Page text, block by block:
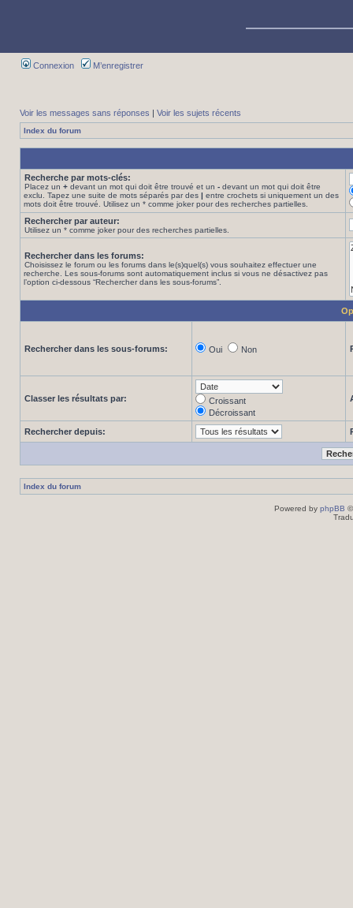
Connexion M’enregistrer
Voir les messages sans réponses | Voir les sujets récents
Index du forum
Recherche par mots-clés:
Placez un + devant un mot qui doit être trouvé et un - devant un mot qui doit être
exclu. Tapez une suite de mots séparés par des | entre crochets si uniquement un des
mots doit être trouvé. Utilisez un * comme joker pour des recherches partielles.
Rechercher par auteur:
Utilisez un * comme joker pour des recherches partielles.
Rechercher dans les forums:
Choisissez le forum ou les forums dans le(s)quel(s) vous souhaitez effectuer une
recherche. Les sous-forums sont automatiquement inclus si vous ne désactivez pas
l’option ci-dessous “Rechercher dans les sous-forums”.
Rechercher dans les sous-forums: Oui Non
Classer les résultats par:
Croissant
Décroissant
Rechercher depuis:
Index du forum
Powered by phpBB